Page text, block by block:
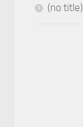
(no title)